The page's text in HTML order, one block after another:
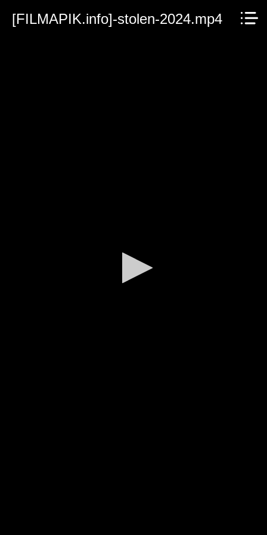
[FILMAPIK.info]-stolen-2024.mp4